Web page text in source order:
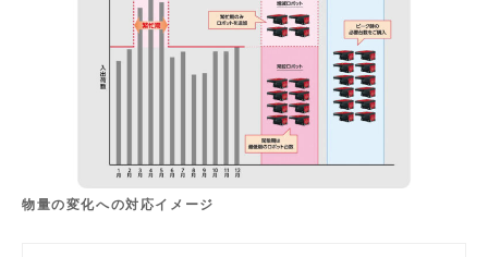
物量の変化への対応イメージ